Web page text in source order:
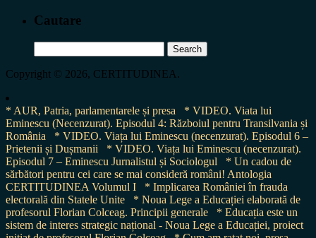
Cautare
for:
Copyright © 2026, CERTITUDINEA.
* AUR, Patria, parlamentarele și presa
* VIDEO. Viata lui
Eminescu (Necenzurat). Episodul 4: Războiul pentru Transilvania și
România
* VIDEO. Viața lui Eminescu (necenzurat). Episodul 6 –
Prietenii și Dușmanii
* VIDEO. Viața lui Eminescu (necenzurat).
Episodul 7 – Eminescu Jurnalistul și Sociologul
* Un cadou de
sărbători pentru cei care se mai consideră români! Antologia
CERTITUDINEA Volumul I
* Implicarea României în frauda
electorală din Statele Unite
* Noua Lege a Educației elaborată de
profesorul Florian Colceag. Principii generale
* Educația este un
sistem de interes strategic național - Noua Lege a Educației, proiect